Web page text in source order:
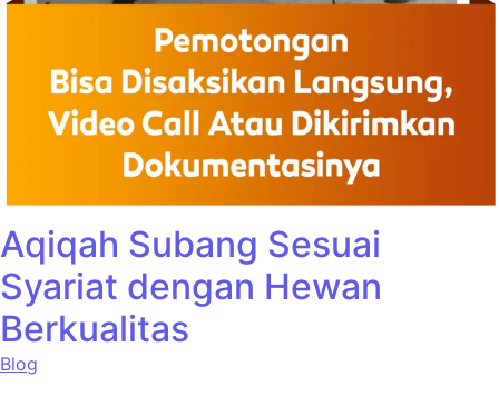
Aqiqah Subang Sesuai
Syariat dengan Hewan
Berkualitas
Blog